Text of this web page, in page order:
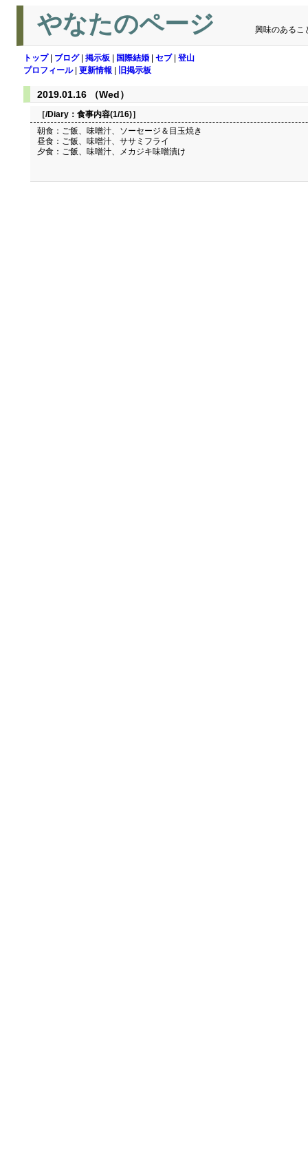
やなたのページ 興味のあるこ
トップ| ブログ| 掲示板 国際結婚 セブ| 登山
プロフィール| 更新情報 旧掲示板
2019.01.16 （Wed）
［/Diary： 食事内容(1/16)］
朝食：ご飯、味噌汁、ソーセージ＆目玉焼き
昼食：ご飯、味噌汁、ササミフライ
夕食：ご飯、味噌汁、メカジキ味噌漬け